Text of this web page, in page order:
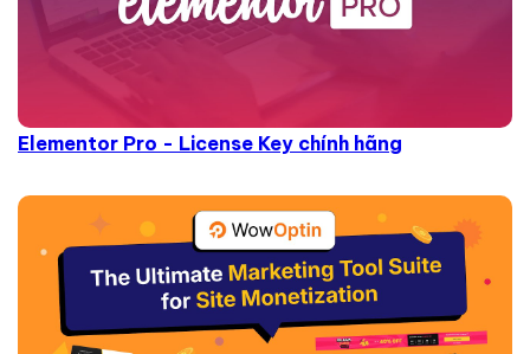
Elementor Pro - License Key chính hãng